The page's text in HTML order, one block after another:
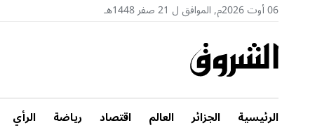
06 أوت 2026م, الموافق ل 21 صفر 1448هـ
الرئيسية الجزائر العالم اقتصاد رياضة الرأي